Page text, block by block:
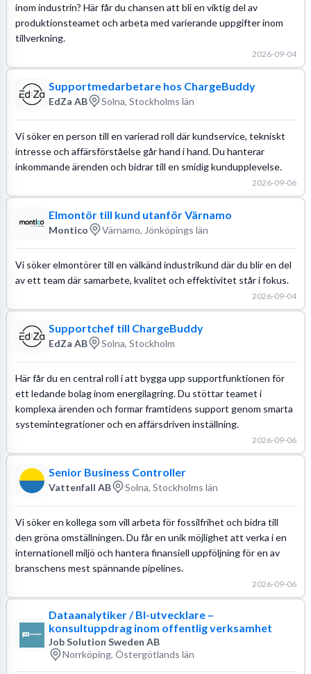
inom industrin? Här får du chansen att bli en viktig del av
produktionsteamet och arbeta med varierande uppgifter inom
tillverkning.
2026-09-04
Supportmedarbetare hos ChargeBuddy
EdZa AB Solna, Stockholms län
Vi söker en person till en varierad roll där kundservice, tekniskt
intresse och affärsförståelse går hand i hand. Du hanterar
inkommande ärenden och bidrar till en smidig kundupplevelse.
2026-09-06
Elmontör till kund utanför Värnamo
Montico Värnamo, Jönköpings län
Vi söker elmontörer till en välkänd industrikund där du blir en del
av ett team där samarbete, kvalitet och effektivitet står i fokus.
2026-09-04
Supportchef till ChargeBuddy
EdZa AB Solna, Stockholm
Här får du en central roll i att bygga upp supportfunktionen för
ett ledande bolag inom energilagring. Du stöttar teamet i
komplexa ärenden och formar framtidens support genom smarta
systemintegrationer och en affärsdriven inställning.
2026-09-06
Senior Business Controller
Vattenfall AB Solna, Stockholms län
Vi söker en kollega som vill arbeta för fossilfrihet och bidra till
den gröna omställningen. Du får en unik möjlighet att verka i en
internationell miljö och hantera finansiell uppföljning för en av
branschens mest spännande pipelines.
2026-09-06
Dataanalytiker / BI-utvecklare –
konsultuppdrag inom offentlig verksamhet
Job Solution Sweden AB
Norrköping, Östergötlands län